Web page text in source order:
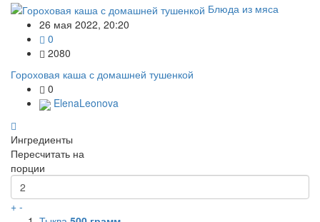
Блюда из мяса
26 мая 2022, 20:20
0
2080
Гороховая каша с домашней тушенкой
0
ElenaLeonova
Ингредиенты
Пересчитать на
порции
+ -